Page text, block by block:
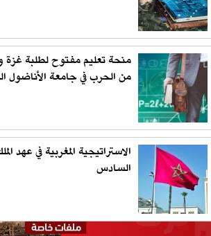
منحة تعليم مفتوح لطلبة غزة
من الحرب في جامعة الأناضول
الاستراتيجية المغربية في عهد
السادس